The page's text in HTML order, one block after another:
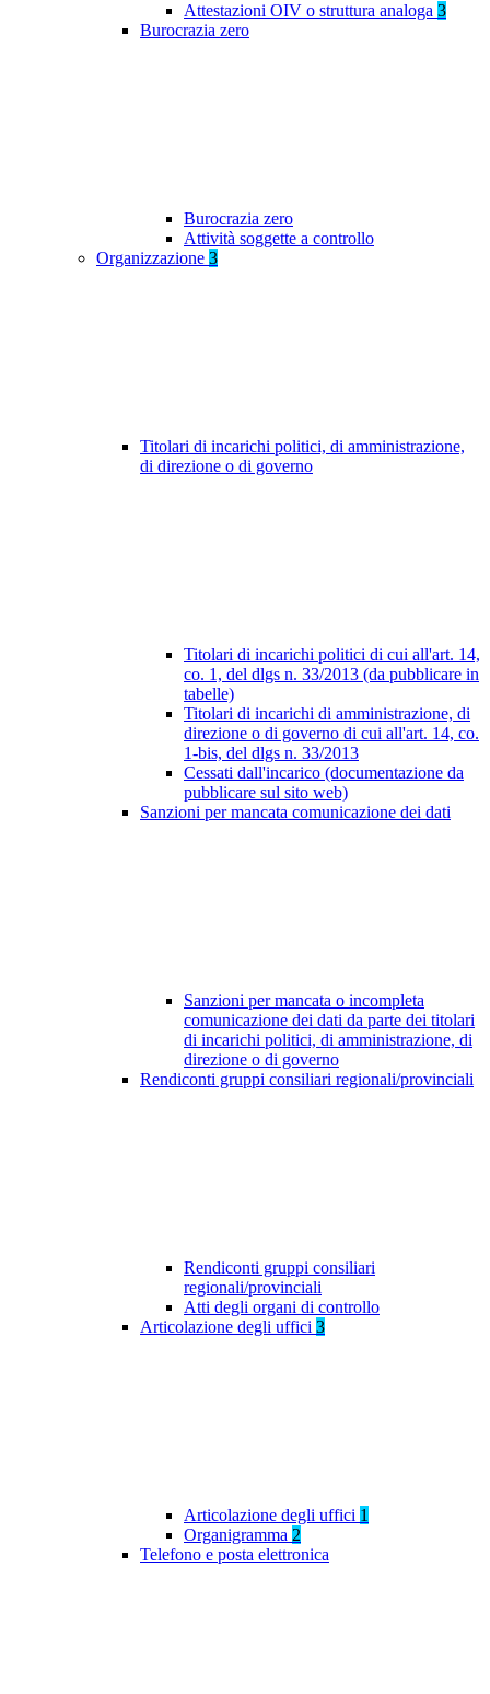
Attestazioni OIV o struttura analoga 3
Burocrazia zero
Burocrazia zero
Attività soggette a controllo
Organizzazione 3
Titolari di incarichi politici, di amministrazione,
di direzione o di governo
Titolari di incarichi politici di cui all'art. 14,
co. 1, del dlgs n. 33/2013 (da pubblicare in
tabelle)
Titolari di incarichi di amministrazione, di
direzione o di governo di cui all'art. 14, co.
1-bis, del dlgs n. 33/2013
Cessati dall'incarico (documentazione da
pubblicare sul sito web)
Sanzioni per mancata comunicazione dei dati
Sanzioni per mancata o incompleta
comunicazione dei dati da parte dei titolari
di incarichi politici, di amministrazione, di
direzione o di governo
Rendiconti gruppi consiliari regionali/provinciali
Rendiconti gruppi consiliari
regionali/provinciali
Atti degli organi di controllo
Articolazione degli uffici 3
Articolazione degli uffici 1
Organigramma 2
Telefono e posta elettronica